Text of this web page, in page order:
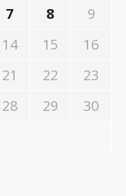
7 8
9
14 15
16
21 22
23
28 29
30